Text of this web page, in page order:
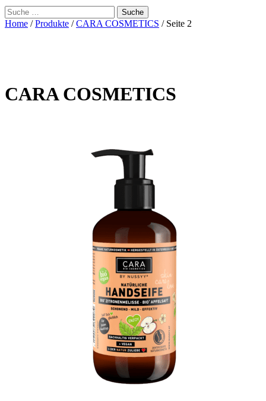
Suche
nach:
Home /Produkte /CARA COSMETICS / Seite 2
CARA COSMETICS